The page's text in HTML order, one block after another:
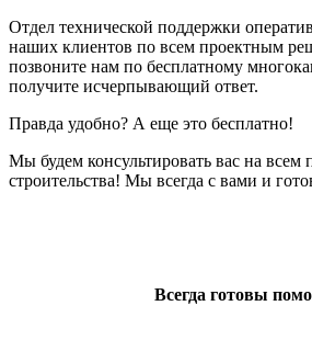
Отдел технической поддержки
наших клиентов по всем проектным
позвоните нам по бесплатному
получите исчерпывающий ответ.
Правда удобно? А еще это бесплатно!
Мы будем консультировать вас на всем
строительства! Мы всегда с вами и
Всегда готовы